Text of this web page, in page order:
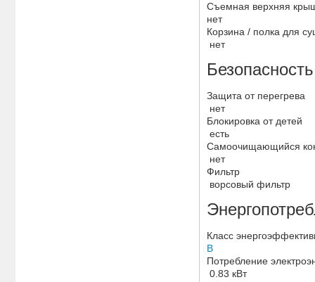
Съемная верхняя
нет
Корзина / полка для
нет
Защита от перегрева
нет
Блокировка от детей
есть
Самоочищающийся
нет
Фильтр
ворсовый фильтр
Класс
B
Потребление
0.83 кВт